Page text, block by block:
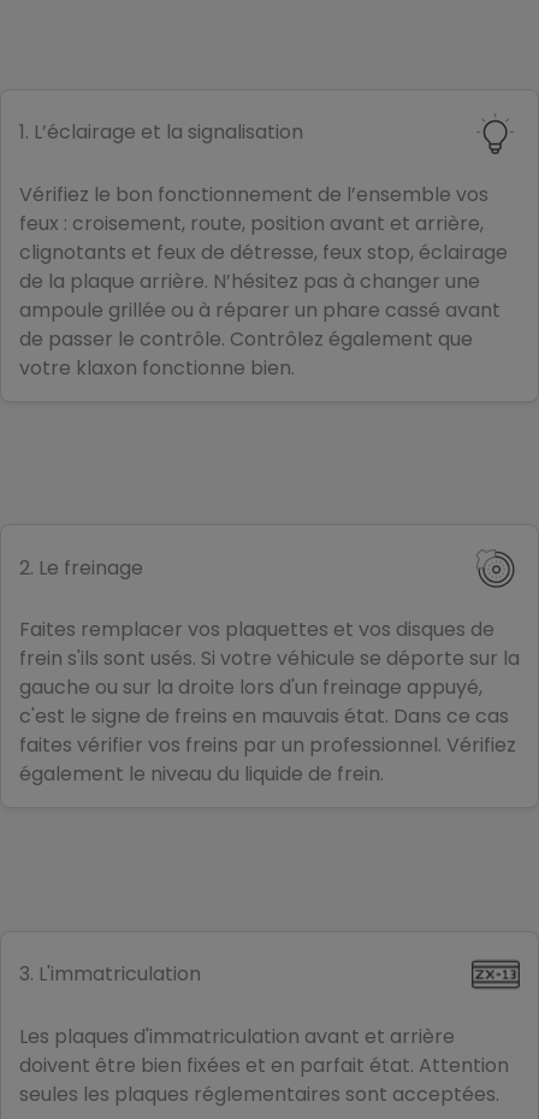
1. L’éclairage et la signalisation
Vérifiez le bon fonctionnement de l’ensemble vos
feux : croisement, route, position avant et arrière,
clignotants et feux de détresse, feux stop, éclairage
de la plaque arrière. N’hésitez pas à changer une
ampoule grillée ou à réparer un phare cassé avant
de passer le contrôle. Contrôlez également que
votre klaxon fonctionne bien.
2. Le freinage
Faites remplacer vos plaquettes et vos disques de
frein s'ils sont usés. Si votre véhicule se déporte sur la
gauche ou sur la droite lors d'un freinage appuyé,
c'est le signe de freins en mauvais état. Dans ce cas
faites vérifier vos freins par un professionnel. Vérifiez
également le niveau du liquide de frein.
3. L'immatriculation
Les plaques d'immatriculation avant et arrière
doivent être bien fixées et en parfait état. Attention
seules les plaques réglementaires sont acceptées.